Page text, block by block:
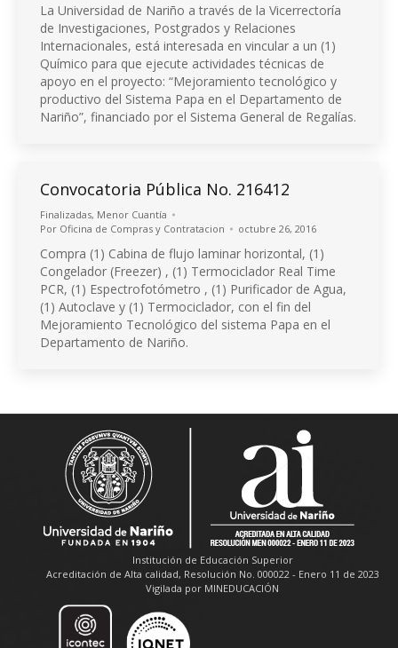
La Universidad de Nariño a través de la Vicerrectoría
de Investigaciones, Postgrados y Relaciones
Internacionales, está interesada en vincular a un (1)
Químico para que ejecute actividades técnicas de
apoyo en el proyecto: “Mejoramiento tecnológico y
productivo del Sistema Papa en el Departamento de
Nariño”, financiado por el Sistema General de Regalías.
Convocatoria Pública No. 216412
Finalizadas, Menor Cuantía
Por Oficina de Compras y Contratacion octubre 26, 2016
Compra (1) Cabina de flujo laminar horizontal, (1)
Congelador (Freezer) , (1) Termociclador Real Time
PCR, (1) Espectrofotómetro , (1) Purificador de Agua,
(1) Autoclave y (1) Termociclador, con el fin del
Mejoramiento Tecnológico del sistema Papa en el
Departamento de Nariño.
Institución de Educación Superior
Acreditación de Alta calidad, Resolución No. 000022 - Enero 11 de 2023
Vigilada por MINEDUCACIÓN